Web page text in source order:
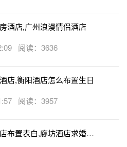
酒店,广州浪漫情侣酒店
阅读：3636
店,衡阳酒店怎么布置生日
阅读：3957
布置表白,廊坊酒店求婚布